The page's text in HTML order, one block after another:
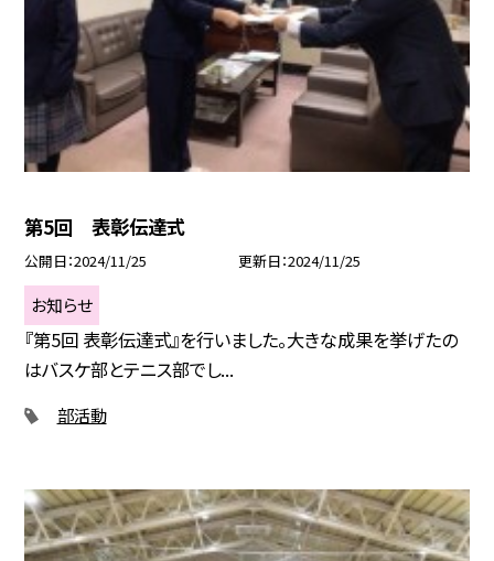
第5回 表彰伝達式
公開日 2024/11/25 更新日 2024/11/25
お知らせ
『第5回 表彰伝達式』を行いました。大きな成果を挙げたの
はバスケ部とテニス部でし...
部活動